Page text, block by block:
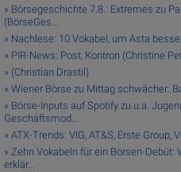
» Börsegeschichte 7.8.: Extremes zu
(BörseGes...
» Nachlese: 10 Vokabel, um Asta
» PIR-News: Post, Kontron (Christine
» (Christian Drastil)
» Wiener Börse zu Mittag schwächer:
» Börse-Inputs auf Spotify zu u.a.
Geschäftsmod...
» ATX-Trends: VIG, AT&S, Erste Group,
» Zehn Vokabeln für ein Börsen-
erklär...